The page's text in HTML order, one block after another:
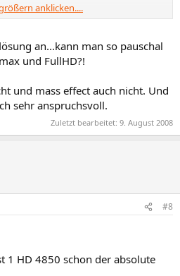
anklicken....
an...kann man so pauschal
und FullHD?!
und mass effect auch nicht. Und
sehr anspruchsvoll.
Zuletzt bearbeitet: 9. August 2008
#8
1 HD 4850 schon der absolute